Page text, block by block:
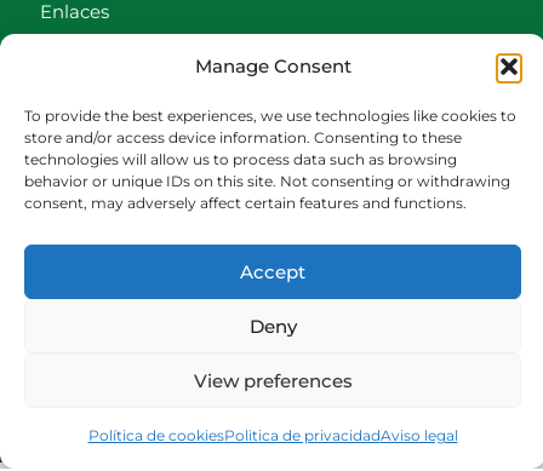
Manage Consent
To provide the best experiences, we use technologies like cookies to
store and/or access device information. Consenting to these
technologies will allow us to process data such as browsing
behavior or unique IDs on this site. Not consenting or withdrawing
consent, may adversely affect certain features and functions.
Accept
Deny
View preferences
Política de cookiesPolitica de privacidadAviso legal
Enlaces
Contacto
CONTACTO
942540013
comercial@bediaycabarga.com
De lunes a viernes de 8:30 a 13:00 y de 15:00 a
Webmaster:Nuética Informática